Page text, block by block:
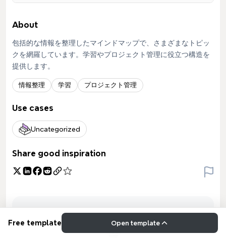
About
包括的な情報を整理したマインドマップで、さまざまなトピッ
クを網羅しています。学習やプロジェクト管理に役立つ構造を
提供します。
情報整理 学習 プロジェクト管理
Use cases
Uncategorized
Share good inspiration
Free template Open template